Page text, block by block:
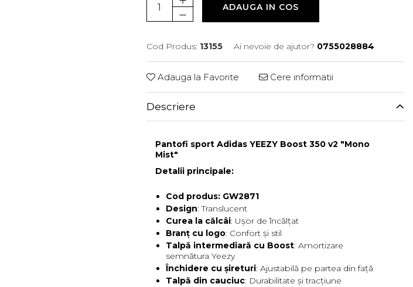
ADAUGA IN COS
Cod Produs: 13155 Ai nevoie de ajutor? 0755028884
Adauga la Favorite Cere informatii
Descriere
Pantofi sport Adidas YEEZY Boost 350 v2 "Mono
Mist"
Detalii principale:
Cod produs: GW2871
Design: Translucent
Curea la călcâi: Ușor de încălțat
Branț cu logo: Confort și stil
Talpă intermediară cu Boost: Amortizare
semnătura Yeezy
Închidere cu șireturi: Ajustabilă pe partea din față
Talpă din cauciuc: Durabilitate și tracțiune